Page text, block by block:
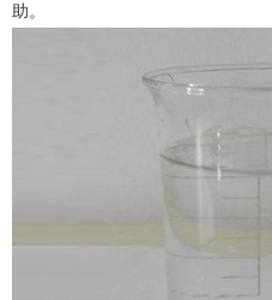
助。